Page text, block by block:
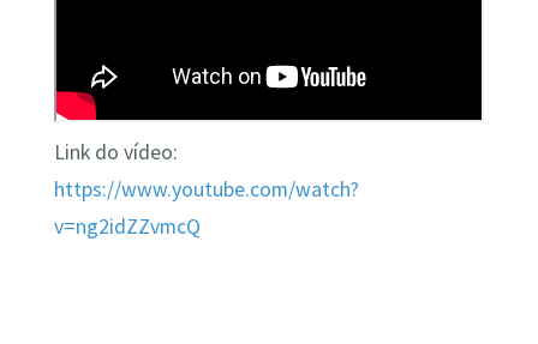
Link do vídeo:
https://www.youtube.com/watch?
v=ng2idZZvmcQ